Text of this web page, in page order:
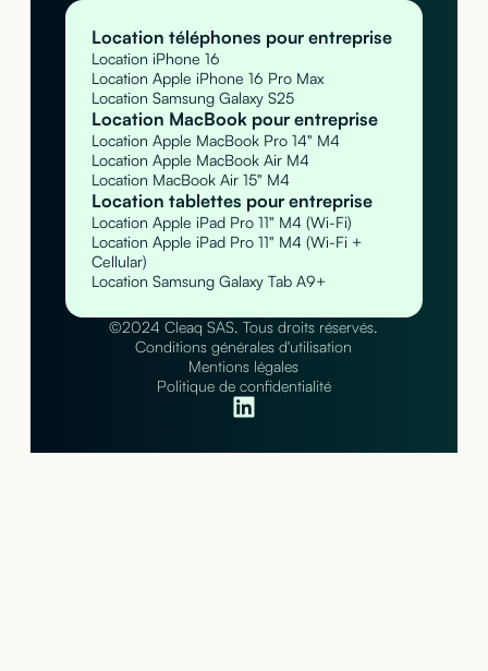
Location téléphones pour entreprise
Location iPhone 16
Location Apple iPhone 16 Pro Max
Location Samsung Galaxy S25
Location MacBook pour entreprise
Location Apple MacBook Pro 14" M4
Location Apple MacBook Air M4
Location MacBook Air 15" M4
Location tablettes pour entreprise
Location Apple iPad Pro 11" M4 (Wi-Fi)
Location Apple iPad Pro 11" M4 (Wi-Fi +
Cellular)
Location Samsung Galaxy Tab A9+
©2024 Cleaq SAS. Tous droits réservés.
Conditions générales d'utilisation
Mentions légales
Politique de confidentialité